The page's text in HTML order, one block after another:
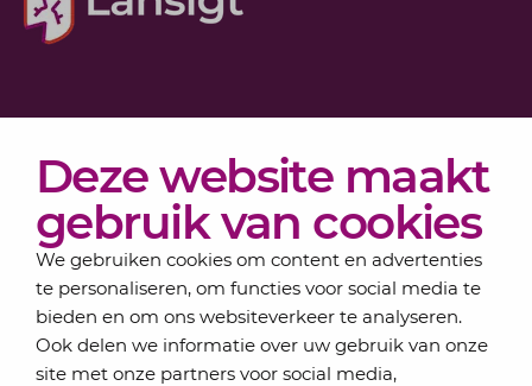
Deze website maakt
gebruik van cookies
We gebruiken cookies om content en advertenties
te personaliseren, om functies voor social media te
bieden en om ons websiteverkeer te analyseren.
Ook delen we informatie over uw gebruik van onze
site met onze partners voor social media,
Actueel
Over Lansigt
Contact
Schrijf je in voor onze nieuwsbrief
Elke maand bundelen de adviseurs van Lansigt in